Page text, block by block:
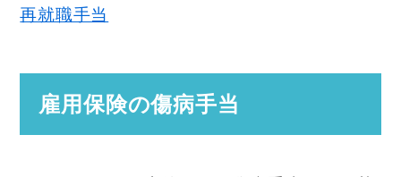
再就職手当
雇用保険の傷病手当